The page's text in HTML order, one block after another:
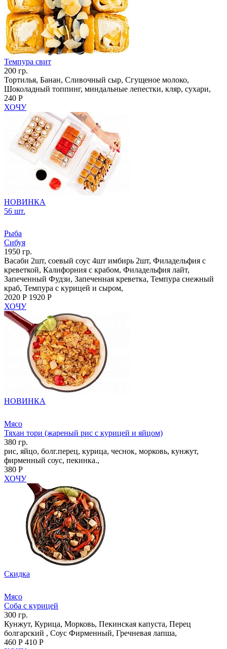
Темпура свит
200 гр.
Тортилья, Банан, Сливочный сыр, Сгущеное молоко,
Шоколадный топпинг, миндальные лепестки, кляр, сухари,
240 Р
ХОЧУ
НОВИНКА
56 шт.
Рыба
Сибуя
1950 гр.
Васаби 2шт, соевый соус 4шт имбирь 2шт, Филадельфия с
креветкой, Калифорния с крабом, Филадельфия лайт,
Запеченный Фудзи, Запеченная креветка, Темпура снежный
краб, Темпура с курицей и сыром,
2020 Р 1920 Р
ХОЧУ
НОВИНКА
Мясо
Тяхан тори (жареный рис с курицей и яйцом)
380 гр.
рис, яйцо, болг.перец, курица, чеснок, морковь, кунжут,
фирменный соус, пекинка.,
380 Р
ХОЧУ
Скидка
Мясо
Соба с курицей
300 гр.
Кунжут, Курица, Морковь, Пекинская капуста, Перец
болгарский , Соус Фирменный, Гречневая лапша,
460 Р 410 Р